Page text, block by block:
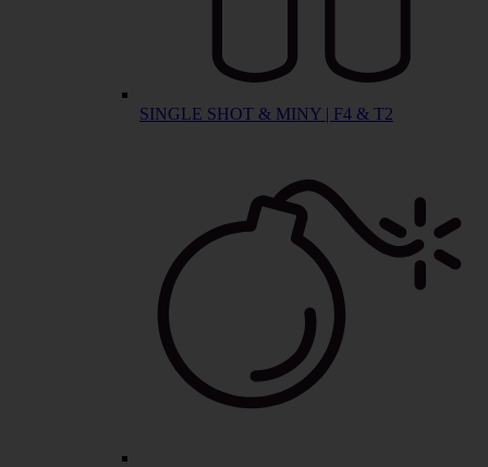
SINGLE SHOT & MINY | F4 & T2